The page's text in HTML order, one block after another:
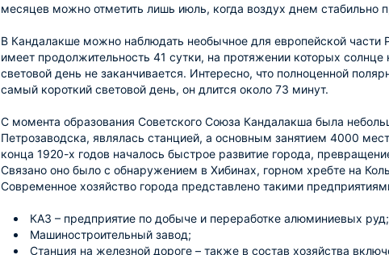
месяцев можно отметить лишь июль, когда воздух днем стабильно
В Кандалакше можно наблюдать необычное для европейской части
имеет продолжительность 41 сутки, на протяжении которых
световой день не заканчивается. Интересно, что полноценной
самый короткий световой день, он длится около 73 минут.
С момента образования Советского Союза Кандалакша была
Петрозаводска, являлась станцией, а основным занятием 4000
конца 1920-х годов началось быстрое развитие города,
Связано оно было с обнаружением в Хибинах, горном хребте на
Современное хозяйство города представлено такими
КАЗ – предприятие по добыче и переработке алюминиевых
Машиностроительный завод;
Станция на железной дороге – также в состав хозяйства